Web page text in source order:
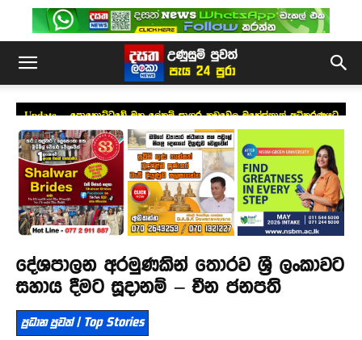
Update – පොහොට්ටුවේ මහ ලේකම් සාගර කඩුවෙල මහේස්ත්‍රාත් අධිකරණයට
ඉදිරිපත් කෙරේ (වීඩියෝ)
දේශපාලන අරමුණකින් තොරව ශ්‍රී ලංකාවට
සහාය දීමට සූදානම් – චීන ජනපති
ප්‍රධාන පුවත් | Top Stories